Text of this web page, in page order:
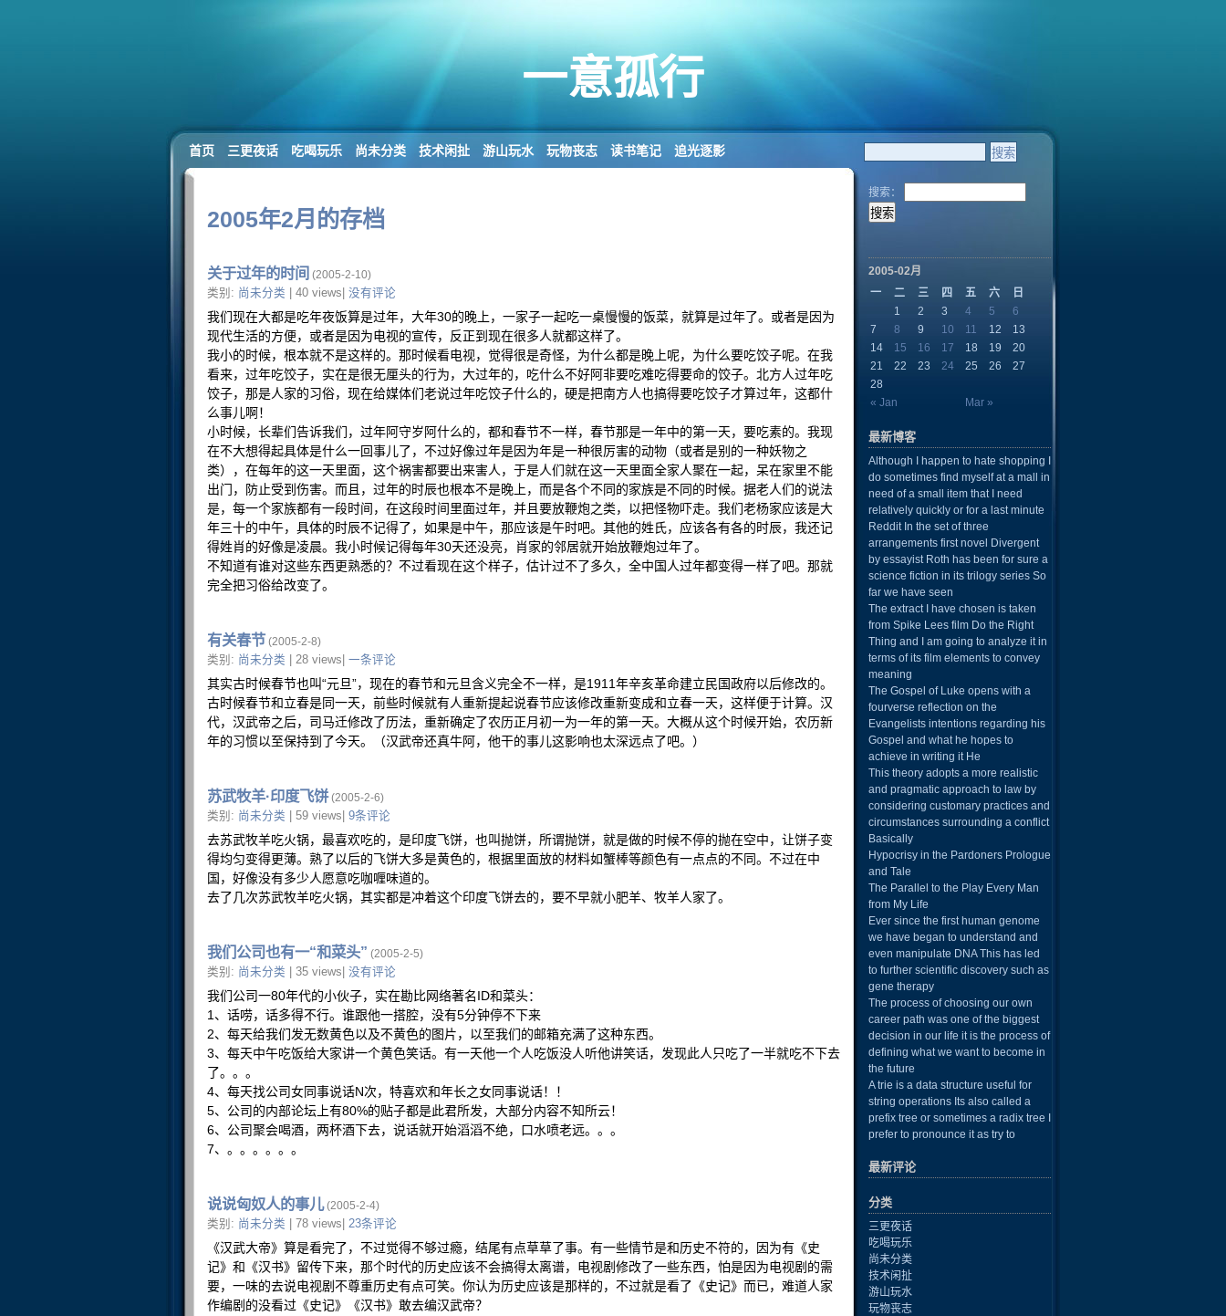
一意孤行
首页 三更夜话 吃喝玩乐 尚未分类 技术闲扯 游山玩水 玩物丧志 读书笔记 追光逐影
2005年2月的存档
关于过年的时间 (2005-2-10)
类别: 尚未分类 | 40 views| 没有评论
我们现在大都是吃年夜饭算是过年，大年30的晚上，一家子一起吃一桌慢慢的饭菜，就算是过年了。或者是因为
现代生活的方便，或者是因为电视的宣传，反正到现在很多人就都这样了。
我小的时候，根本就不是这样的。那时候看电视，觉得很是奇怪，为什么都是晚上呢，为什么要吃饺子呢。在我
看来，过年吃饺子，实在是很无厘头的行为，大过年的，吃什么不好阿非要吃难吃得要命的饺子。北方人过年吃
饺子，那是人家的习俗，现在给媒体们老说过年吃饺子什么的，硬是把南方人也搞得要吃饺子才算过年，这都什
么事儿啊！
小时候，长辈们告诉我们，过年阿守岁阿什么的，都和春节不一样，春节那是一年中的第一天，要吃素的。我现
在不大想得起具体是什么一回事儿了，不过好像过年是因为年是一种很厉害的动物（或者是别的一种妖物之
类），在每年的这一天里面，这个祸害都要出来害人，于是人们就在这一天里面全家人聚在一起，呆在家里不能
出门，防止受到伤害。而且，过年的时辰也根本不是晚上，而是各个不同的家族是不同的时候。据老人们的说法
是，每一个家族都有一段时间，在这段时间里面过年，并且要放鞭炮之类，以把怪物吓走。我们老杨家应该是大
年三十的中午，具体的时辰不记得了，如果是中午，那应该是午时吧。其他的姓氏，应该各有各的时辰，我还记
得姓肖的好像是凌晨。我小时候记得每年30天还没亮，肖家的邻居就开始放鞭炮过年了。
不知道有谁对这些东西更熟悉的？不过看现在这个样子，估计过不了多久，全中国人过年都变得一样了吧。那就
完全把习俗给改变了。
有关春节 (2005-2-8)
类别: 尚未分类 | 28 views| 一条评论
其实古时候春节也叫“元旦”，现在的春节和元旦含义完全不一样，是1911年辛亥革命建立民国政府以后修改的。
古时候春节和立春是同一天，前些时候就有人重新提起说春节应该修改重新变成和立春一天，这样便于计算。汉
代，汉武帝之后，司马迁修改了历法，重新确定了农历正月初一为一年的第一天。大概从这个时候开始，农历新
年的习惯以至保持到了今天。（汉武帝还真牛阿，他干的事儿这影响也太深远点了吧。）
苏武牧羊·印度飞饼(2005-2-6)
类别: 尚未分类 | 59 views| 9条评论
去苏武牧羊吃火锅，最喜欢吃的，是印度飞饼，也叫抛饼，所谓抛饼，就是做的时候不停的抛在空中，让饼子变
得均匀变得更薄。熟了以后的飞饼大多是黄色的，根据里面放的材料如蟹棒等颜色有一点点的不同。不过在中
国，好像没有多少人愿意吃咖喱味道的。
去了几次苏武牧羊吃火锅，其实都是冲着这个印度飞饼去的，要不早就小肥羊、牧羊人家了。
我们公司也有一“和菜头” (2005-2-5)
类别: 尚未分类 | 35 views| 没有评论
我们公司一80年代的小伙子，实在勘比网络著名ID和菜头：
1、话唠，话多得不行。谁跟他一搭腔，没有5分钟停不下来
2、每天给我们发无数黄色以及不黄色的图片，以至我们的邮箱充满了这种东西。
3、每天中午吃饭给大家讲一个黄色笑话。有一天他一个人吃饭没人听他讲笑话，发现此人只吃了一半就吃不下去
了。。。
4、每天找公司女同事说话N次，特喜欢和年长之女同事说话！！
5、公司的内部论坛上有80%的贴子都是此君所发，大部分内容不知所云！
6、公司聚会喝酒，两杯酒下去，说话就开始滔滔不绝，口水喷老远。。。
7、。。。。。。
说说匈奴人的事儿(2005-2-4)
类别: 尚未分类 | 78 views| 23条评论
《汉武大帝》算是看完了，不过觉得不够过瘾，结尾有点草草了事。有一些情节是和历史不符的，因为有《史
记》和《汉书》留传下来，那个时代的历史应该不会搞得太离谱，电视剧修改了一些东西，怕是因为电视剧的需
要，一味的去说电视剧不尊重历史有点可笑。你认为历史应该是那样的，不过就是看了《史记》而已，难道人家
作编剧的没看过《史记》《汉书》敢去编汉武帝？
搜索：
2005-02月
一
二 三 四 五 六 日
« Jan Mar »
1 2 3 4 5
6
7
8 9 10 11 12
13
14
15 16 17 18 19
20
21
22 23 24 25 26
27
28
最新博客
Although I happen to hate shopping I
do sometimes find myself at a mall in
need of a small item that I need
relatively quickly or for a last minute
Reddit In the set of three
arrangements first novel Divergent
by essayist Roth has been for sure a
science fiction in its trilogy series So
far we have seen
The extract I have chosen is taken
from Spike Lees film Do the Right
Thing and I am going to analyze it in
terms of its film elements to convey
meaning
The Gospel of Luke opens with a
fourverse reflection on the
Evangelists intentions regarding his
Gospel and what he hopes to
achieve in writing it He
This theory adopts a more realistic
and pragmatic approach to law by
considering customary practices and
circumstances surrounding a conflict
Basically
Hypocrisy in the Pardoners Prologue
and Tale
The Parallel to the Play Every Man
from My Life
Ever since the first human genome
we have began to understand and
even manipulate DNA This has led
to further scientific discovery such as
gene therapy
The process of choosing our own
career path was one of the biggest
decision in our life it is the process of
defining what we want to become in
the future
A trie is a data structure useful for
string operations Its also called a
prefix tree or sometimes a radix tree I
prefer to pronounce it as try to
最新评论
分类
三更夜话
吃喝玩乐
尚未分类
技术闲扯
游山玩水
玩物丧志